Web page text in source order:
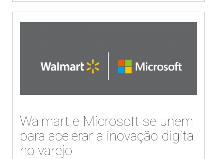
Walmart e Microsoft se unem
para acelerar a inovação digital
no varejo